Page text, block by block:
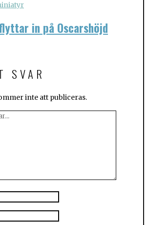
in på Oscarshöjd
SVAR
inte att publiceras.